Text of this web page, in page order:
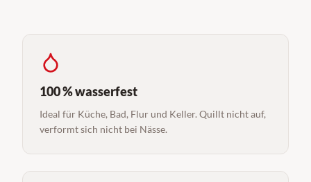
100 % wasserfest
Ideal für Küche, Bad, Flur und Keller. Quillt nicht auf,
verformt sich nicht bei Nässe.